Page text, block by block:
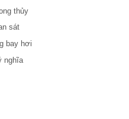
thủy
sát
bay hơi
nghĩa